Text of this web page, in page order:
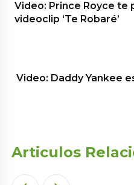
Video: Prince Royce te
videoclip ‘Te Robaré’
Video: Daddy Yankee
Articulos